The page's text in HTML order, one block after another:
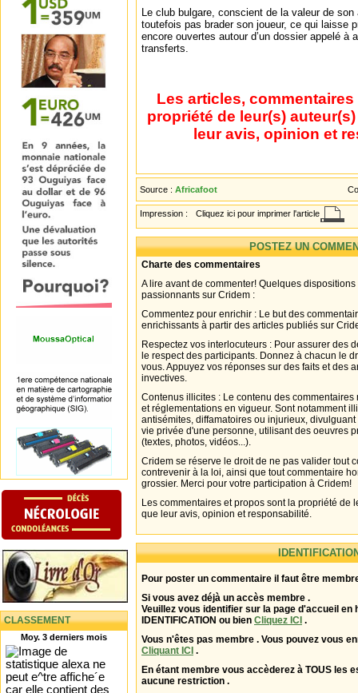
CLASSEMENT
Moy. 3 derniers mois
Le club bulgare, conscient de la valeur de
toutefois pas brader son joueur, ce qui laisse
encore ouvertes autour d’un dossier appelé à
transferts.
Les articles,
propriété de leur(s)
leur avis, opinion et
Source : Africafoot
Impression : Cliquez ici pour imprimer l'article
POSTEZ UN
Charte des commentaires
A lire avant de commenter! Quelques
passionnants sur Cridem :
Commentez pour enrichir : Le but des
enrichissants à partir des articles publiés sur
Respectez vos interlocuteurs : Pour assurer des
le respect des participants. Donnez à chacun le
vous. Appuyez vos réponses sur des faits et des
invectives.
Contenus illicites : Le contenu des
et réglementations en vigueur. Sont notamment
antisémites, diffamatoires ou injurieux,
vie privée d'une personne, utilisant des oeuvres
(textes, photos, vidéos...).
Cridem se réserve le droit de ne pas valider tout
contrevenir à la loi, ainsi que tout commentaire
grossier. Merci pour votre participation à Cridem!
Les commentaires et propos sont la propriété de
que leur avis, opinion et responsabilité.
Pour poster un commentaire il faut être
Si vous avez déjà un accès membre .
Veuillez vous identifier sur la page d'accueil en
IDENTIFICATION ou bien Cliquez ICI .
Vous n'êtes pas membre . Vous pouvez vous
Cliquant ICI .
En étant membre vous accèderez à TOUS les
aucune restriction .